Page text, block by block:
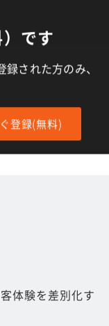
です
された方のみ、
登録(無料)
体験を差別化す